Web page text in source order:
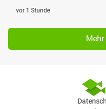
vor 1 Stunde
Mehr